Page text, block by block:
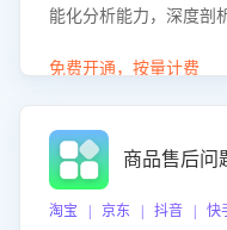
能化分析能力，深度剖
答的有效性与完整性，
免费开通，按量计费
商品售后问
淘宝 | 京东 | 抖音 | 快